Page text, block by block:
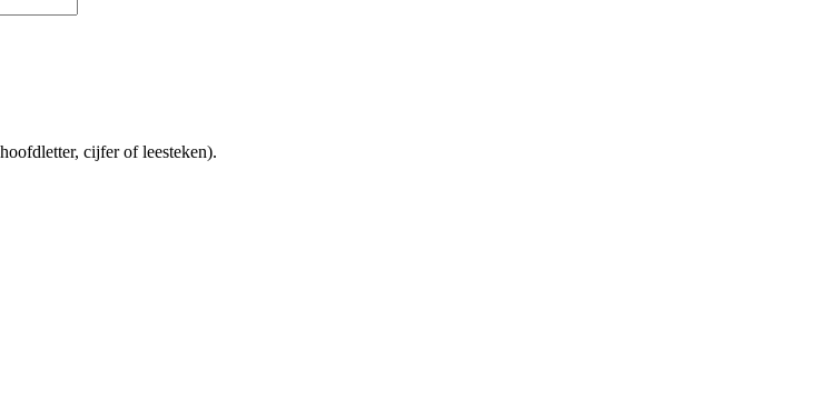
cijfer of leesteken).